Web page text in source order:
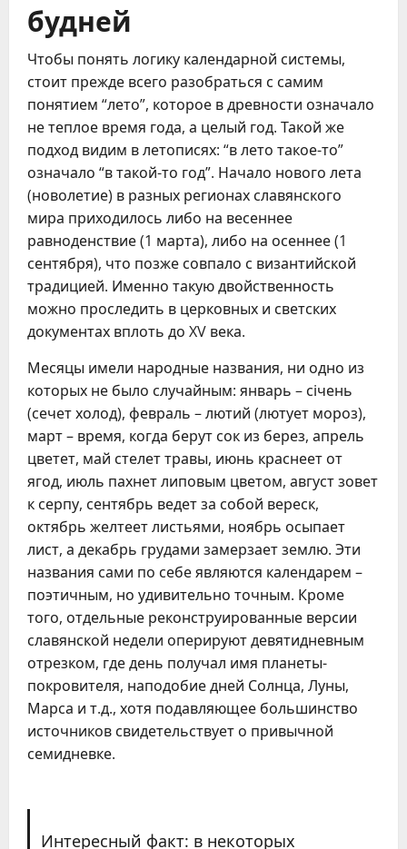
будней
Чтобы понять логику календарной системы,
стоит прежде всего разобраться с самим
понятием “лето”, которое в древности означало
не теплое время года, а целый год. Такой же
подход видим в летописях: “в лето такое-то”
означало “в такой-то год”. Начало нового лета
(новолетие) в разных регионах славянского
мира приходилось либо на весеннее
равноденствие (1 марта), либо на осеннее (1
сентября), что позже совпало с византийской
традицией. Именно такую двойственность
можно проследить в церковных и светских
документах вплоть до XV века.
Месяцы имели народные названия, ни одно из
которых не было случайным: январь – січень
(сечет холод), февраль – лютий (лютует мороз),
март – время, когда берут сок из берез, апрель
цветет, май стелет травы, июнь краснеет от
ягод, июль пахнет липовым цветом, август зовет
к серпу, сентябрь ведет за собой вереск,
октябрь желтеет листьями, ноябрь осыпает
лист, а декабрь грудами замерзает землю. Эти
названия сами по себе являются календарем –
поэтичным, но удивительно точным. Кроме
того, отдельные реконструированные версии
славянской недели оперируют девятидневным
отрезком, где день получал имя планеты-
покровителя, наподобие дней Солнца, Луны,
Марса и т.д., хотя подавляющее большинство
источников свидетельствует о привычной
семидневке.
Интересный факт: в некоторых